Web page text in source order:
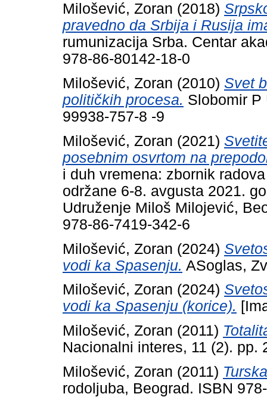
Milošević, Zoran (2018)
pravedno da Srbija i Rusija
rumunizacija Srba. Centar
978-86-80142-18-0
Milošević, Zoran (2010) Svet
političkih procesa. Slobomir P
99938-757-8 -9
Milošević, Zoran (2021)
posebnim osvrtom na
i duh vremena: zbornik
održane 6-8. avgusta 2021.
Udruženje Miloš Milojević,
978-86-7419-342-6
Milošević, Zoran (2024)
vodi ka Spasenju. ASoglas,
Milošević, Zoran (2024)
vodi ka Spasenju (korice).
Milošević, Zoran (2011)
Nacionalni interes, 11 (2). pp.
Milošević, Zoran (2011)
rodoljuba, Beograd. ISBN